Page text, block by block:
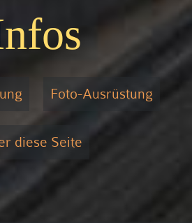
Foto-Ausrüstung
diese Seite